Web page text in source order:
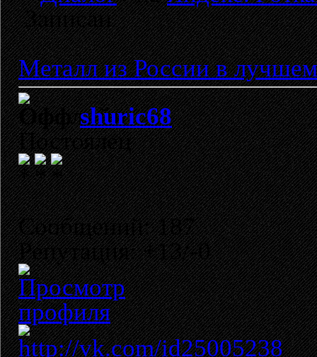
Записан
Металл из России в
shuric68
Постоялец
Сообщений: 187
Репутация: +13/-0